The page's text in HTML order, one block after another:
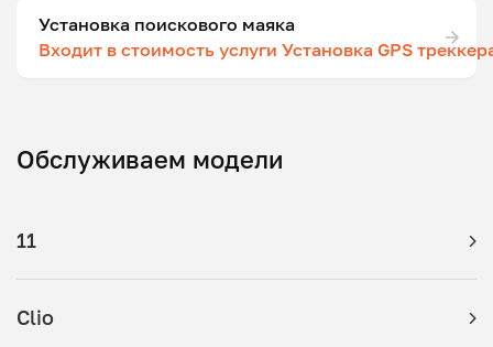
Установка поискового маяка
Входит в стоимость услуги Установка GPS
Обслуживаем модели
11
Clio